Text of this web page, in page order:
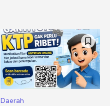
Daerah